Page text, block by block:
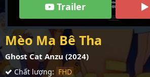
Trailer
Mèo Ma Bê Tha
Ghost Cat Anzu (2024)
Chất lượng: FHD